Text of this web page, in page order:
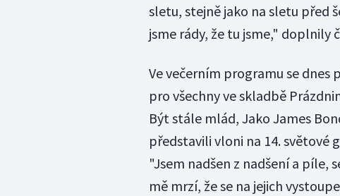
sletu, stejně jako na sletu před
jsme rády, že tu jsme," doplnily
Ve večerním programu se dnes
pro všechny ve skladbě
Být stále mlád, Jako James
představili vloni na 14. světové
"Jsem nadšen z nadšení a píle,
mě mrzí, že se na jejich